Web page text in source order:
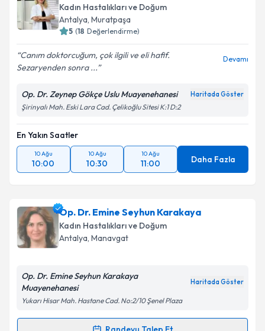
Kadın Hastalıkları ve Doğum
Antalya, Muratpaşa
5 (18 Değerlendirme)
Canım doktorcuğum, çok ilgili ve eli hafif.
Sezaryenden sonra ...
Devamı
Op. Dr. Zeynep Gökçe Uslu Muayenehanesi Haritada Göster
Şirinyalı Mah. Eski Lara Cad. Çelikoğlu Sitesi K:1 D:2
En Yakın Saatler
10 Ağu
10:00
10 Ağu
10:30
10 Ağu
11:00 Daha Fazla
Op. Dr. Emine Seyhun Karakaya
Kadın Hastalıkları ve Doğum
Antalya, Manavgat
Op. Dr. Emine Seyhun Karakaya
Muayenehanesi
Haritada Göster
Yukarı Hisar Mah. Hastane Cad. No:2/10 Şenel Plaza